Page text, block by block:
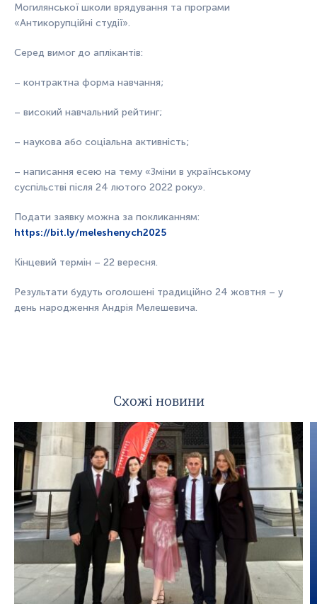
Могилянської школи врядування та програми
«Антикорупційні студії».
Серед вимог до аплікантів:
– контрактна форма навчання;
– високий навчальний рейтинг;
– наукова або соціальна активність;
– написання есею на тему «Зміни в українському
суспільстві після 24 лютого 2022 року».
Подати заявку можна за покликанням:
https://bit.ly/meleshenych2025
Кінцевий термін – 22 вересня.
Результати будуть оголошені традиційно 24 жовтня – у
день народження Андрія Мелешевича.
Схожі новини